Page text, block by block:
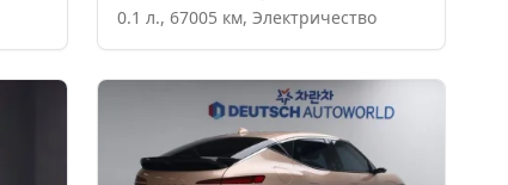
0.1 л., 67005 км, Электричество